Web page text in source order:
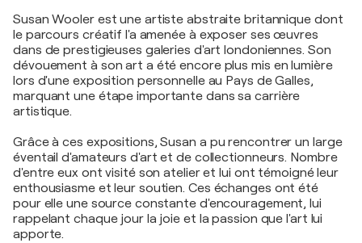
Susan Wooler est une artiste abstraite britannique dont
le parcours créatif l'a amenée à exposer ses œuvres
dans de prestigieuses galeries d'art londoniennes. Son
dévouement à son art a été encore plus mis en lumière
lors d'une exposition personnelle au Pays de Galles,
marquant une étape importante dans sa carrière
artistique.
Grâce à ces expositions, Susan a pu rencontrer un large
éventail d'amateurs d'art et de collectionneurs. Nombre
d'entre eux ont visité son atelier et lui ont témoigné leur
enthousiasme et leur soutien. Ces échanges ont été
pour elle une source constante d'encouragement, lui
rappelant chaque jour la joie et la passion que l'art lui
apporte.